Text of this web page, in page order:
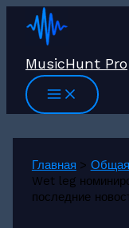
Перейти
MusicHunt Pro
Главная
Общая
Wet leg
последние